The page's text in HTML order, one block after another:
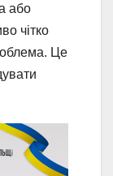
або
чітко
Це